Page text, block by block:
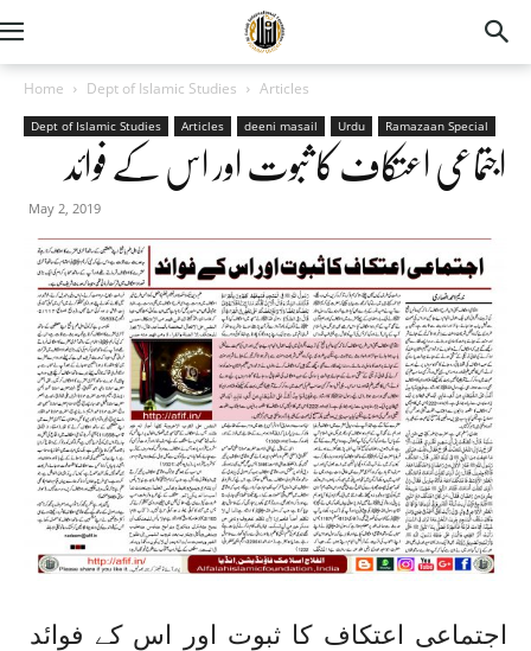
Home Dept of Islamic Studies Articles
Dept of Islamic Studies Articles deeni masail Urdu Ramazaan Special
اجتماعی اعتکاف کا ثبوت اور اس کے فوائد
May 2, 2019
اجتماعی اعتکاف کا ثبوت اور اس کے فوائد